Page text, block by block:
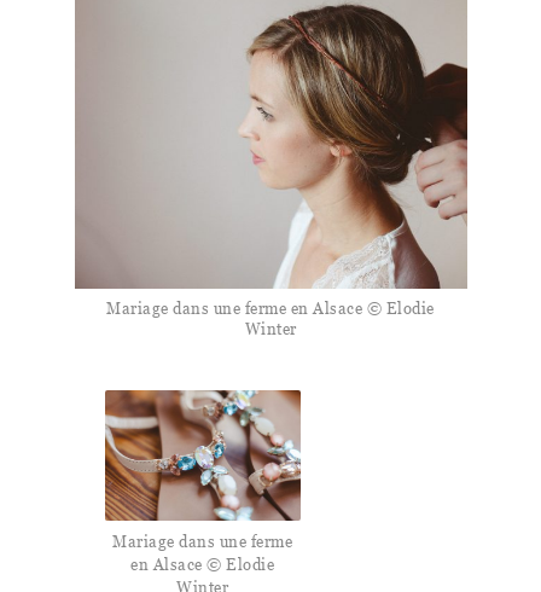
Mariage dans une ferme en Alsace © Elodie
Winter
Mariage dans une ferme
en Alsace © Elodie
Winter